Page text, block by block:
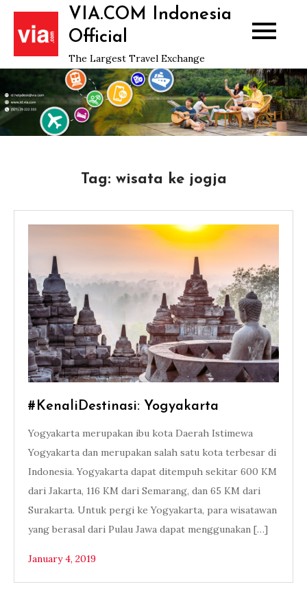
Skip
content
VIA.COM Indonesia
Official
The Largest Travel Exchange
Tag: wisata ke jogja
#KenaliDestinasi: Yogyakarta
Yogyakarta merupakan ibu kota Daerah Istimewa
Yogyakarta dan merupakan salah satu kota terbesar di
Indonesia. Yogyakarta dapat ditempuh sekitar 600 KM
dari Jakarta, 116 KM dari Semarang, dan 65 KM dari
Surakarta. Untuk pergi ke Yogyakarta, para wisatawan
yang berasal dari Pulau Jawa dapat menggunakan […]
January 4, 2019